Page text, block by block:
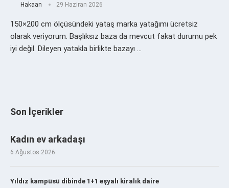
Hakaan 29 Haziran 2026
150×200 cm ölçüsündeki yataş marka yatağımı ücretsiz
olarak veriyorum. Başlıksız baza da mevcut fakat durumu pek
iyi değil. Dileyen yatakla birlikte bazayı …
Son İçerikler
Kadın ev arkadaşı
6 Ağustos 2026
Yıldız kampüsü dibinde 1+1 eşyalı kiralık daire